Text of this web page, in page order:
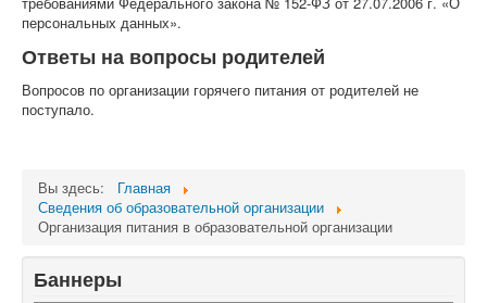
персональных данных».
Ответы на вопросы родителей
Вопросов по организации горячего питания от родителей не
поступало.
Вы здесь:
Главная
Сведения об образовательной организации
Организация питания в образовательной организации
Баннеры